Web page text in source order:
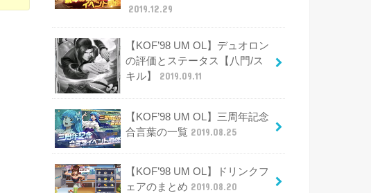
2019.12.29
【KOF’98 UM OL】デュオロン
の評価とステータス【八門/ス
キル】
2019.09.11
【KOF’98 UM OL】三周年記念
合言葉の一覧 2019.08.25
【KOF’98 UM OL】ドリンクフ
ェアのまとめ 2019.08.20